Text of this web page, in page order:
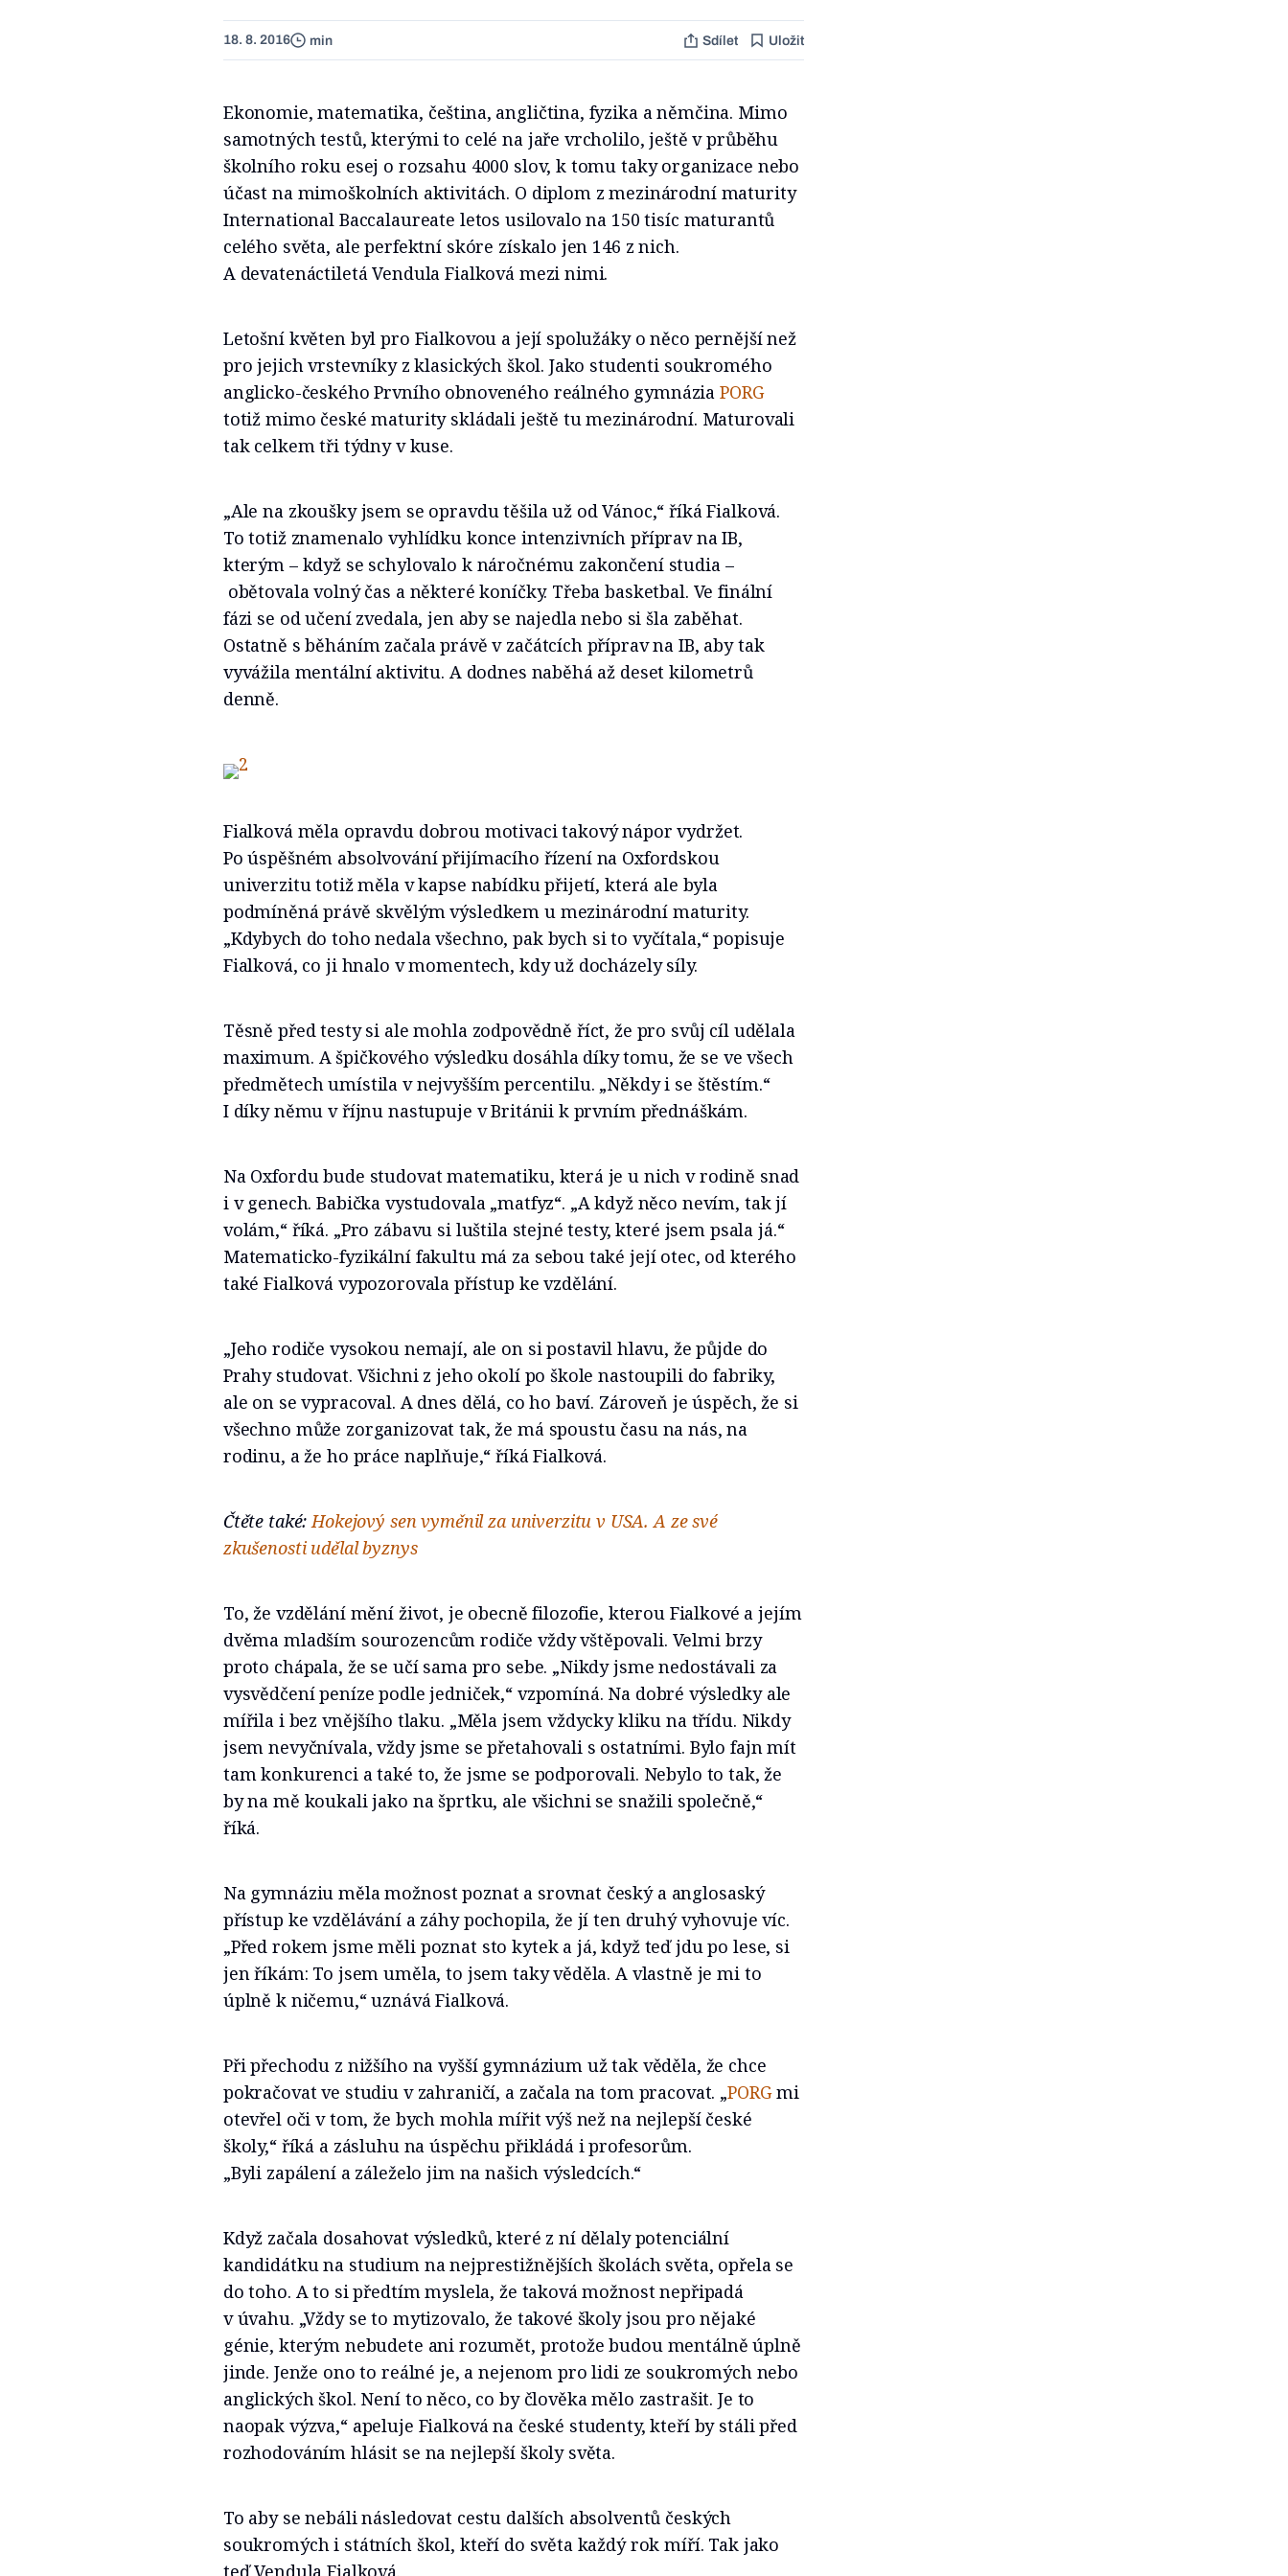
18. 8. 2016 min Sdílet Uložit
Ekonomie, matematika, čeština, angličtina, fyzika a němčina. Mimo
samotných testů, kterými to celé na jaře vrcholilo, ještě v průběhu
školního roku esej o rozsahu 4000 slov, k tomu taky organizace nebo
účast na mimoškolních aktivitách. O diplom z mezinárodní maturity
International Baccalaureate letos usilovalo na 150 tisíc maturantů
celého světa, ale perfektní skóre získalo jen 146 z nich.
A devatenáctiletá Vendula Fialková mezi nimi.
Letošní květen byl pro Fialkovou a její spolužáky o něco pernější než
pro jejich vrstevníky z klasických škol. Jako studenti soukromého
anglicko-českého Prvního obnoveného reálného gymnáziaPORG
totiž mimo české maturity skládali ještě tu mezinárodní. Maturovali
tak celkem tři týdny v kuse.
„Ale na zkoušky jsem se opravdu těšila už od Vánoc,“ říká Fialková.
To totiž znamenalo vyhlídku konce intenzivních příprav na IB,
kterým – když se schylovalo k náročnému zakončení studia –
obětovala volný čas a některé koníčky. Třeba basketbal. Ve finální
fázi se od učení zvedala, jen aby se najedla nebo si šla zaběhat.
Ostatně s běháním začala právě v začátcích příprav na IB, aby tak
vyvážila mentální aktivitu. A dodnes naběhá až deset kilometrů
denně.
Fialková měla opravdu dobrou motivaci takový nápor vydržet.
Po úspěšném absolvování přijímacího řízení na Oxfordskou
univerzitu totiž měla v kapse nabídku přijetí, která ale byla
podmíněná právě skvělým výsledkem u mezinárodní maturity.
„Kdybych do toho nedala všechno, pak bych si to vyčítala,“ popisuje
Fialková, co ji hnalo v momentech, kdy už docházely síly.
Těsně před testy si ale mohla zodpovědně říct, že pro svůj cíl udělala
maximum. A špičkového výsledku dosáhla díky tomu, že se ve všech
předmětech umístila v nejvyšším percentilu. „Někdy i se štěstím.“
I díky němu v říjnu nastupuje v Británii k prvním přednáškám.
Na Oxfordu bude studovat matematiku, která je u nich v rodině snad
i v genech. Babička vystudovala „matfyz“. „A když něco nevím, tak jí
volám,“ říká. „Pro zábavu si luštila stejné testy, které jsem psala já.“
Matematicko-fyzikální fakultu má za sebou také její otec, od kterého
také Fialková vypozorovala přístup ke vzdělání.
„Jeho rodiče vysokou nemají, ale on si postavil hlavu, že půjde do
Prahy studovat. Všichni z jeho okolí po škole nastoupili do fabriky,
ale on se vypracoval. A dnes dělá, co ho baví. Zároveň je úspěch, že si
všechno může zorganizovat tak, že má spoustu času na nás, na
rodinu, a že ho práce naplňuje,“ říká Fialková.
Čtěte také:Hokejový sen vyměnil za univerzitu v USA. A ze své
zkušenosti udělal byznys
To, že vzdělání mění život, je obecně filozofie, kterou Fialkové a jejím
dvěma mladším sourozencům rodiče vždy vštěpovali. Velmi brzy
proto chápala, že se učí sama pro sebe. „Nikdy jsme nedostávali za
vysvědčení peníze podle jedniček,“ vzpomíná. Na dobré výsledky ale
mířila i bez vnějšího tlaku. „Měla jsem vždycky kliku na třídu. Nikdy
jsem nevyčnívala, vždy jsme se přetahovali s ostatními. Bylo fajn mít
tam konkurenci a také to, že jsme se podporovali. Nebylo to tak, že
by na mě koukali jako na šprtku, ale všichni se snažili společně,“
říká.
Na gymnáziu měla možnost poznat a srovnat český a anglosaský
přístup ke vzdělávání a záhy pochopila, že jí ten druhý vyhovuje víc.
„Před rokem jsme měli poznat sto kytek a já, když teď jdu po lese, si
jen říkám: To jsem uměla, to jsem taky věděla. A vlastně je mi to
úplně k ničemu,“ uznává Fialková.
Při přechodu z nižšího na vyšší gymnázium už tak věděla, že chce
pokračovat ve studiu v zahraničí, a začala na tom pracovat. „PORGmi
otevřel oči v tom, že bych mohla mířit výš než na nejlepší české
školy,“ říká a zásluhu na úspěchu přikládá i profesorům.
„Byli zapálení a záleželo jim na našich výsledcích.“
Když začala dosahovat výsledků, které z ní dělaly potenciální
kandidátku na studium na nejprestižnějších školách světa, opřela se
do toho. A to si předtím myslela, že taková možnost nepřipadá
v úvahu. „Vždy se to mytizovalo, že takové školy jsou pro nějaké
génie, kterým nebudete ani rozumět, protože budou mentálně úplně
jinde. Jenže ono to reálné je, a nejenom pro lidi ze soukromých nebo
anglických škol. Není to něco, co by člověka mělo zastrašit. Je to
naopak výzva,“ apeluje Fialková na české studenty, kteří by stáli před
rozhodováním hlásit se na nejlepší školy světa.
To aby se nebáli následovat cestu dalších absolventů českých
soukromých i státních škol, kteří do světa každý rok míří. Tak jako